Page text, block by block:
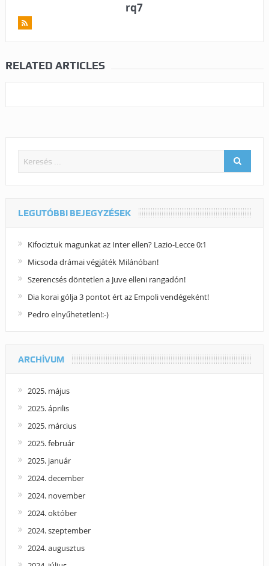
rq7
RELATED ARTICLES
LEGUTÓBBI BEJEGYZÉSEK
Kifociztuk magunkat az Inter ellen? Lazio-Lecce 0:1
Micsoda drámai végjáték Milánóban!
Szerencsés döntetlen a Juve elleni rangadón!
Dia korai gólja 3 pontot ért az Empoli vendégeként!
Pedro elnyűhetetlen!:-)
ARCHÍVUM
2025. május
2025. április
2025. március
2025. február
2025. január
2024. december
2024. november
2024. október
2024. szeptember
2024. augusztus